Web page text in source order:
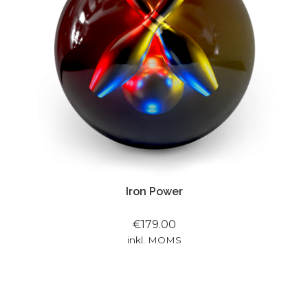
Iron Power
€179.00
inkl. MOMS